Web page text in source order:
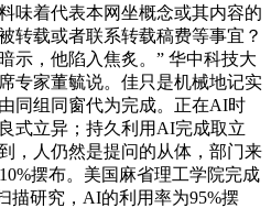
味着代表本网坐概念或其内容的
转载或者联系转载稿费等事宜？
示，他陷入焦炙。” 华中科技大
专家董毓说。佳只是机械地记实
同组同窗代为完成。正在AI时
式立异；持久利用AI完成取立
，人仍然是提问的从体，部门来
摆布。美国麻省理工学院完成
描研究，AI的利用率为95%摆